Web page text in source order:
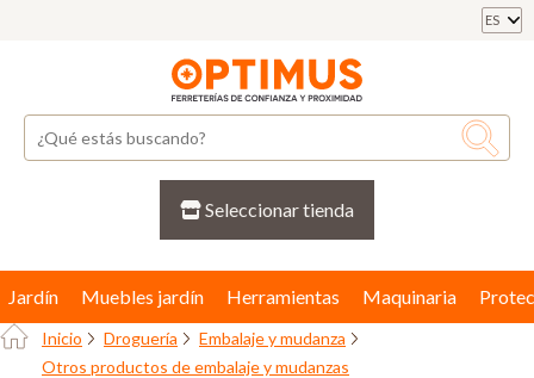
ES
Seleccionar tienda
Jardín Muebles jardín Herramientas Maquinaria
Inicio Droguería
Embalaje y mudanza
Otros productos de embalaje y mudanzas